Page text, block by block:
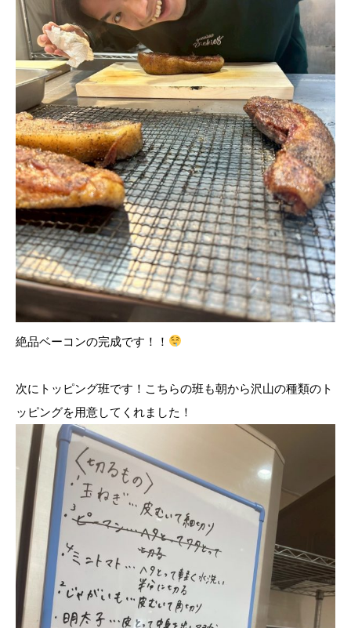
絶品ベーコンの完成です！！
次にトッピング班です！こちらの班も朝から沢山の種類のト
ッピングを用意してくれました！